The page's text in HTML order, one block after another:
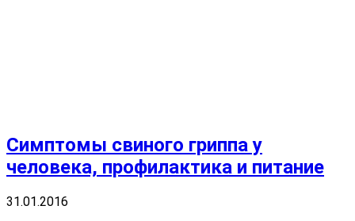
Симптомы свиного гриппа у
человека, профилактика и питание
31.01.2016